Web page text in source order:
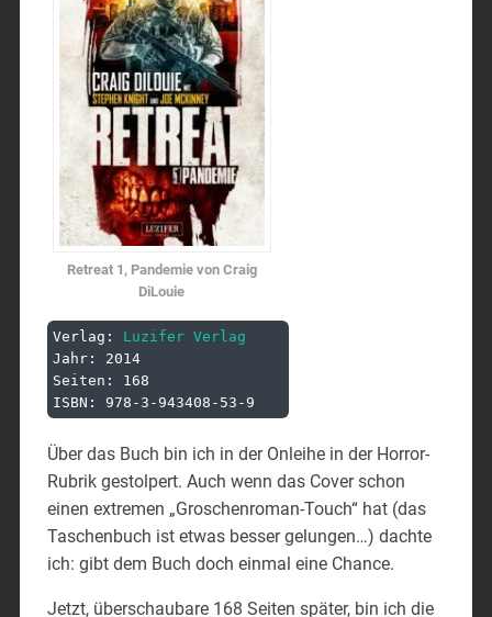
Retreat 1, Pandemie von Craig
DiLouie
Verlag: Luzifer Verlag
Jahr: 2014
Seiten: 168
Über das Buch bin ich in der Onleihe in der Horror-
Rubrik gestolpert. Auch wenn das Cover schon
einen extremen „Groschenroman-Touch“ hat (das
Taschenbuch ist etwas besser gelungen…) dachte
ich: gibt dem Buch doch einmal eine Chance.
Jetzt, überschaubare 168 Seiten später, bin ich die